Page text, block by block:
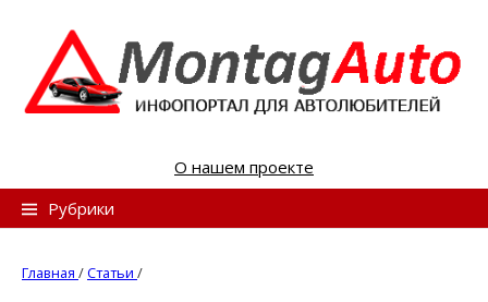
n
О нашем проекте
Рубрики
Главная /Статьи /